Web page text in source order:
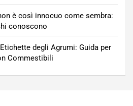
è così innocuo come sembra:
conoscono
degli Agrumi: Guida per
Commestibili